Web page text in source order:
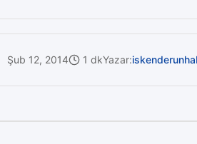
Şub 12, 2014 1 dkYazar: